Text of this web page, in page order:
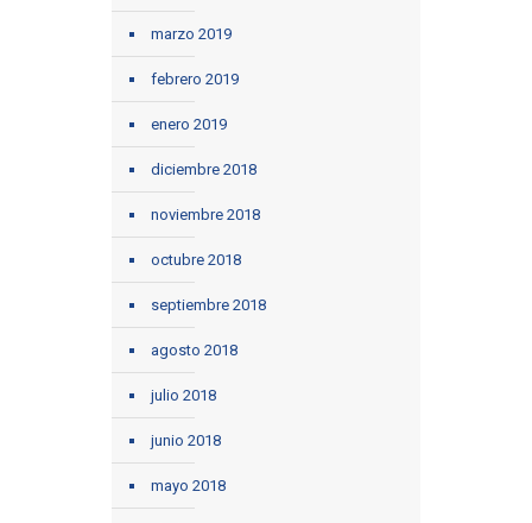
marzo 2019
febrero 2019
enero 2019
diciembre 2018
noviembre 2018
octubre 2018
septiembre 2018
agosto 2018
julio 2018
junio 2018
mayo 2018